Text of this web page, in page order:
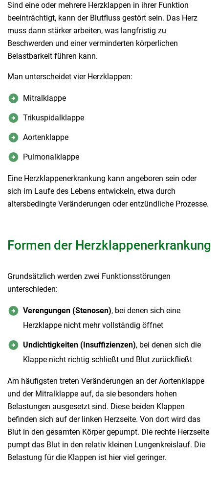
Sind eine oder mehrere Herzklappen in ihrer Funktion
beeinträchtigt, kann der Blutfluss gestört sein. Das Herz
muss dann stärker arbeiten, was langfristig zu
Beschwerden und einer verminderten körperlichen
Belastbarkeit führen kann.
Man unterscheidet vier Herzklappen:
Mitralklappe
Trikuspidalklappe
Aortenklappe
Pulmonalklappe
Eine Herzklappenerkrankung kann angeboren sein oder
sich im Laufe des Lebens entwickeln, etwa durch
altersbedingte Veränderungen oder entzündliche Prozesse.
Formen der Herzklappenerkrankung
Grundsätzlich werden zwei Funktionsstörungen
unterschieden:
Verengungen (Stenosen), bei denen sich eine
Herzklappe nicht mehr vollständig öffnet
Undichtigkeiten (Insuffizienzen), bei denen sich die
Klappe nicht richtig schließt und Blut zurückfließt
Am häufigsten treten Veränderungen an der Aortenklappe
und der Mitralklappe auf, da sie besonders hohen
Belastungen ausgesetzt sind. Diese beiden Klappen
befinden sich auf der linken Herzseite. Von dort wird das
Blut in den gesamten Körper gepumpt. Die rechte Herzseite
pumpt das Blut in den relativ kleinen Lungenkreislauf. Die
Belastung für die Klappen ist hier viel geringer.